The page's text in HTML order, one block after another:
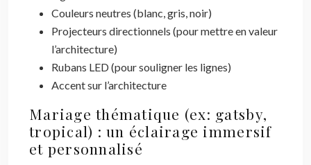
Couleurs neutres (blanc, gris, noir)
Projecteurs directionnels (pour mettre en valeur
l’architecture)
Rubans LED (pour souligner les lignes)
Accent sur l’architecture
Mariage thématique (ex: gatsby,
tropical) : un éclairage immersif
et personnalisé